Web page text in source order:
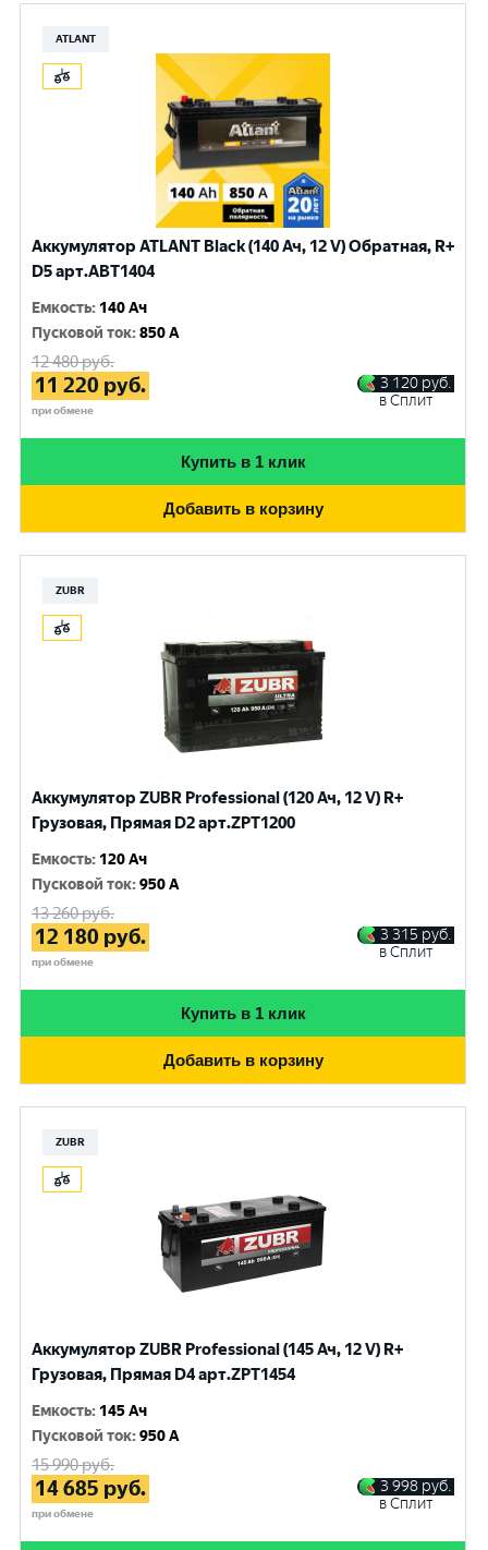
ATLANT
Аккумулятор ATLANT Black (140 Ач, 12 V) Обратная, R+
D5 арт.ABT1404
Емкость: 140 Ач
Пусковой ток:850 A
12 480руб.
11 220 руб.
при обмене
3 120 руб.
в Сплит
Купить в 1 клик
Добавить в корзину
ZUBR
Аккумулятор ZUBR Professional (120 Ач, 12 V) R+
Грузовая, Прямая D2 арт.ZPT1200
Емкость: 120 Ач
Пусковой ток:950 A
13 260руб.
12 180 руб.
при обмене
3 315 руб.
в Сплит
Купить в 1 клик
Добавить в корзину
ZUBR
Аккумулятор ZUBR Professional (145 Ач, 12 V) R+
Грузовая, Прямая D4 арт.ZPT1454
Емкость: 145 Ач
Пусковой ток:950 A
15 990руб.
14 685 руб.
при обмене
3 998 руб.
в Сплит